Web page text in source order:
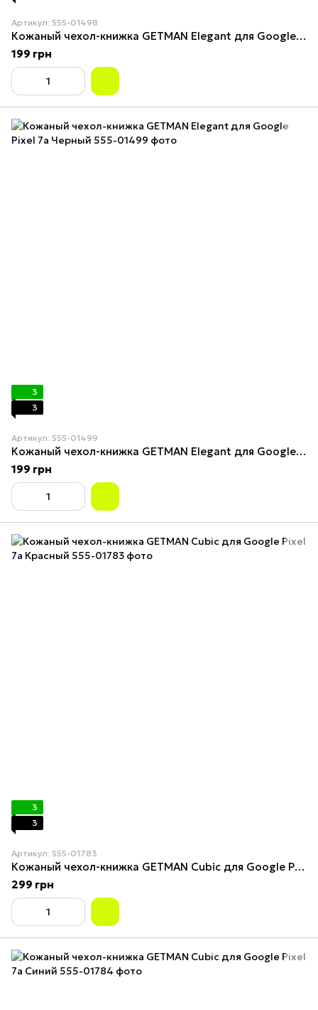
Артикул: 555-01498
Кожаный чехол-книжка GETMAN Elegant для Google Pixel 7a Фиолетовый
199 грн
3
3
Артикул: 555-01499
Кожаный чехол-книжка GETMAN Elegant для Google Pixel 7a Черный
199 грн
3
3
Артикул: 555-01783
Кожаный чехол-книжка GETMAN Cubic для Google Pixel 7a Красный
299 грн